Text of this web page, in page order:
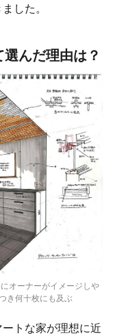
した。
んだ理由は？
オーナーがイメージしや
き何十枚にも及ぶ
トな家が理想に近